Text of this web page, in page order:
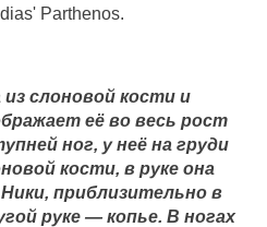
Parthenos.
слоновой кости и
её во весь рост
ног, у неё на груди
кости, в руке она
приблизительно в
руке — копье. В ногах